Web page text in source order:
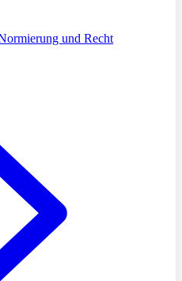
und Recht